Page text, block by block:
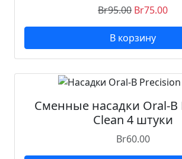
Br95.00 Br75.00
В корзину
Сменные насадки Oral-B
Clean 4 штуки
Br60.00